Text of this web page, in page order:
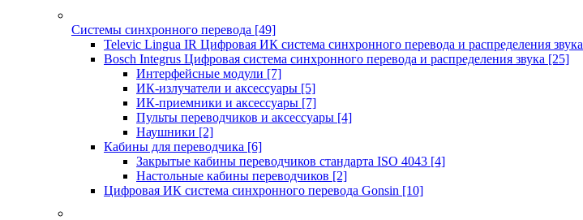
Системы синхронного перевода [49]
Televic Lingua IR Цифровая ИК система синхронного перевода и распределения звука
Bosch Integrus Цифровая система синхронного перевода и распределения звука [25]
Интерфейсные модули [7]
ИК-излучатели и аксессуары [5]
ИК-приемники и аксессуары [7]
Пульты переводчиков и аксессуары [4]
Наушники [2]
Кабины для переводчика [6]
Закрытые кабины переводчиков стандарта ISO 4043 [4]
Настольные кабины переводчиков [2]
Цифровая ИК система синхронного перевода Gonsin [10]